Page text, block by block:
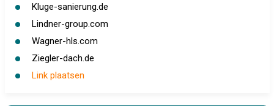
Kluge-sanierung.de
Lindner-group.com
Wagner-hls.com
Ziegler-dach.de
Link plaatsen